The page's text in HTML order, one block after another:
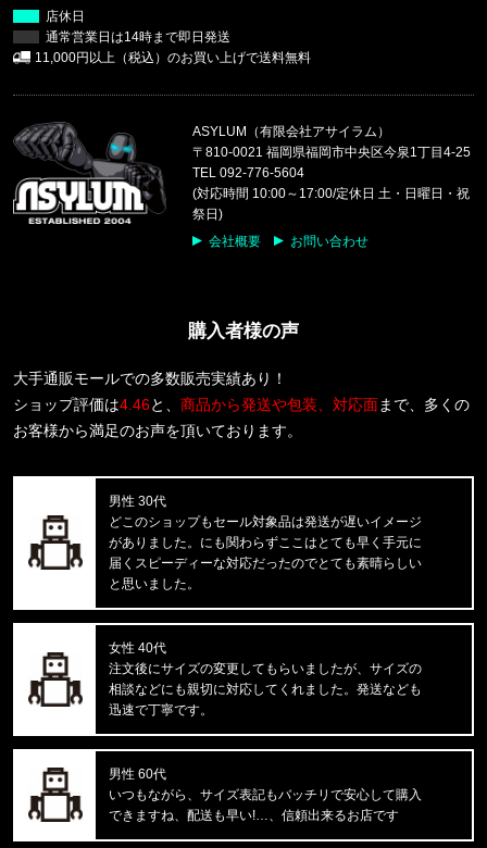
ASYLUM（有限会社アサイラム）
〒810-0021 福岡県福岡市中央区今泉1丁目4-25
TEL 092-776-5604
(対応時間 10:00～17:00/定休日 土・日曜日・祝
祭日)
会社概要
お問い合わせ
店休日
通常営業日は14時まで即日発送
11,000円以上（税込）のお買い上げで送料無料
47 Brand/フォーティーセブンブランド
福岡県のお客様ご注文ありがとうございます。
COLUMBIA/コロンビア
パナシーア 25L バックパック PU866515
THE NORTH FACE/ノースフェイス
M BOX NSE ENERGY REGULAR
福岡県のお客様ご注文ありがとうございます。
CALVIN KLEIN/カルバンクライン
38MM RUBBER BUCKLE-RUBBER
CARHARTT/カーハート
M IRVINE RELAXED WORK T-S
SOUVENIR EMB TEE C-255800
福岡県のお客様ご注文ありがとうございます。
47 Brand/フォーティーセブンブランド
購入者様の声
大手通販モールでの多数販売実績あり！
ショップ評価は4.46と、 商品から発送や包装、対応面まで、多くの
お客様から満足のお声を頂いております。
男性 30代
どこのショップもセール対象品は発送が遅いイメージ
がありました。にも関わらずここはとても早く手元に
届くスピーディーな対応だったのでとても素晴らしい
と思いました。
女性 40代
注文後にサイズの変更してもらいましたが、サイズの
相談などにも親切に対応してくれました。発送なども
迅速で丁寧です。
男性 60代
いつもながら、サイズ表記もバッチリで安心して購入
できますね、配送も早い!…、信頼出来るお店です